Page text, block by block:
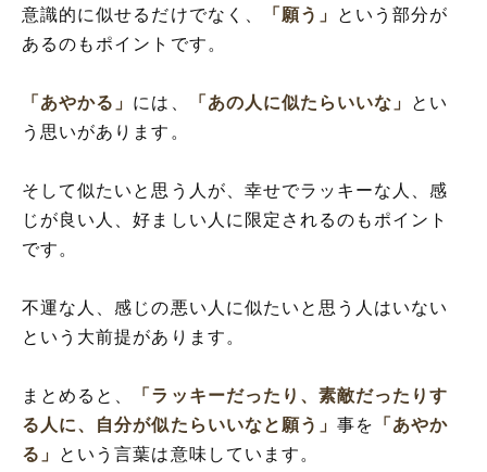
意識的に似せるだけでなく、 「願う」
という部分が
あるのもポイントです。
「あやかる」 には、 「あの人に似たらいいな」 とい
う思いがあります。
そして似たいと思う人が、幸せでラッキーな人、感
じが良い人、好ましい人に限定されるのもポイント
です。
不運な人、感じの悪い人に似たいと思う人はいない
という大前提があります。
まとめると、
「ラッキーだったり、素敵だったりす
る人に、自分が似たらいいなと願う」事を
「あやか
る」
という言葉は意味しています。